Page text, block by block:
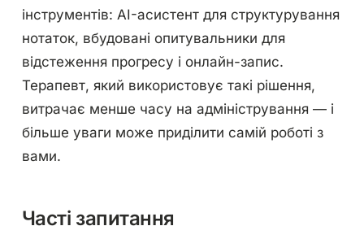
інструментів: AI-асистент для структурування
нотаток, вбудовані опитувальники для
відстеження прогресу і онлайн-запис.
Терапевт, який використовує такі рішення,
витрачає менше часу на адміністрування — і
більше уваги може приділити самій роботі з
вами.
Часті запитання